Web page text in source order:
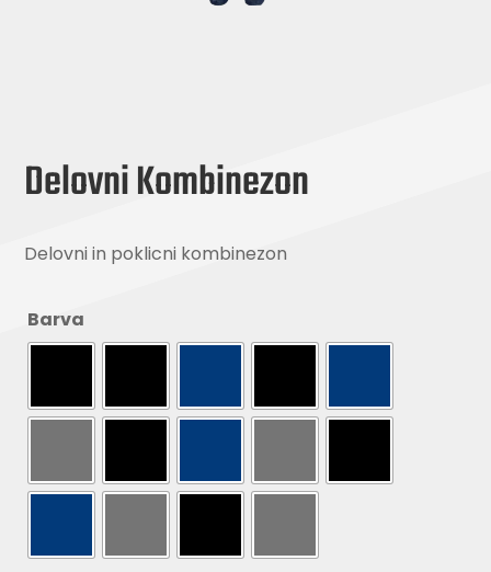
Delovni Kombinezon
Delovni in poklicni kombinezon
Barva